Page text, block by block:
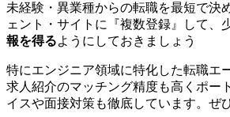
未経験・異業種からの転職を最短で決
ェント・サイトに『複数登録』して、
報を得るようにしておきましょう
特にエンジニア領域に特化した転職エ
求人紹介のマッチング精度も高くポー
イスや面接対策も徹底しています。ぜ